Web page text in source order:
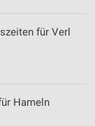
für Verl
Hameln